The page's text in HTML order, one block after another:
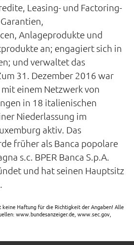
Leasing- und Factoring-
Anlageprodukte und
an; engagiert sich in
und verwaltet das
31. Dezember 2016 war
einem Netzwerk von
in 18 italienischen
Niederlassung im
aktiv. Das
früher als Banca popolare
s.c. BPER Banca S.p.A.
und hat seinen Hauptsitz
keine Haftung für die Richtigkeit der Angaben! Alle
www.bundesanzeiger.de, www.sec.gov,